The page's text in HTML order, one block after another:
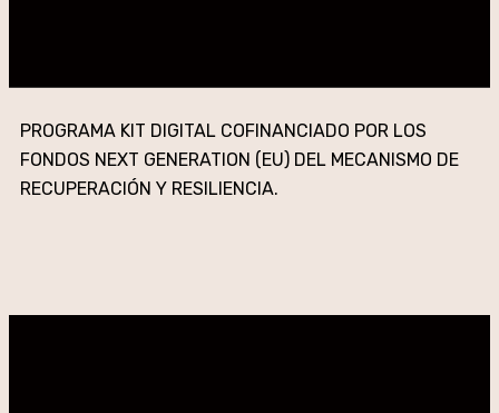
PROGRAMA KIT DIGITAL COFINANCIADO POR LOS
FONDOS NEXT GENERATION (EU) DEL MECANISMO DE
RECUPERACIÓN Y RESILIENCIA.